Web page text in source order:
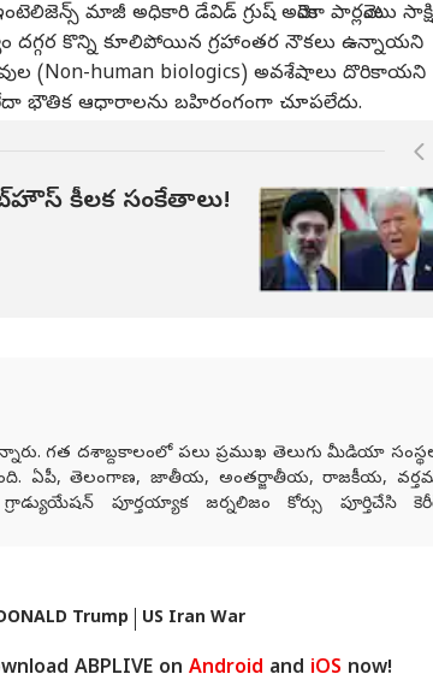
మాజీ అధికారి డేవిడ్ గ్రుష్ అమెరికా పార్లమెంటు
దగ్గర కొన్ని కూలిపోయిన గ్రహాంతర నౌకలు ఉన్నాయని
human biologics) అవశేషాలు దొరికాయని
భౌతిక ఆధారాలను బహిరంగంగా చూపలేదు.
కీలక సంకేతాలు!
గత దశాబ్దకాలంలో పలు ప్రముఖ తెలుగు మీడియా
ఏపీ, తెలంగాణ, జాతీయ, అంతర్జాతీయ, రాజకీయ,
పూర్తయ్యాక జర్నలిజం కోర్సు పూర్తిచేసి
మీడియా ఏబీపీ దేశంలో గత నాలుగేళ్ల నుంచి న్యూస్
Trump US Iran War
ఓసీ
సుప్రీంకోర్టు సంచలన తీర్పు
- లైవ్-ఇన్
భాగస్వాములకూ సెక్షన్
రోడ్డు ప్రమాదంలో మృతి
చెందిన కానిస్టేబుల్‌
కుటుంబానికి కోటి బీమా
అమరావతి హైదరాబాద్
సికింద్రాబాద్‌ ఉజ్జయిని
మహంకాళి బోనాల